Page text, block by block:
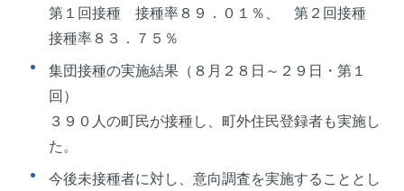
第１回接種 接種率８９．０１％、 第２回接種
接種率８３．７５％
集団接種の実施結果（８月２８日～２９日・第１
回）
３９０人の町民が接種し、町外住民登録者も実施し
た。
今後未接種者に対し、意向調査を実施することとし